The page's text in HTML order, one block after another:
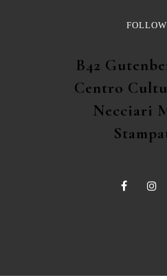
B42
Centro
Necciari